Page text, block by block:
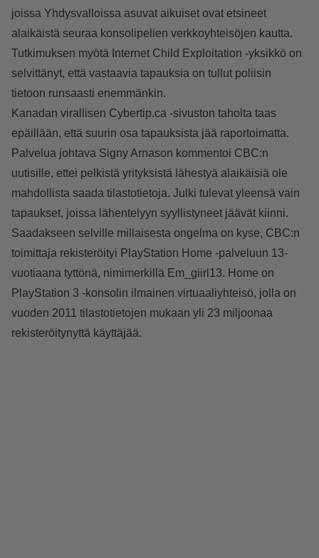
joissa Yhdysvalloissa asuvat aikuiset ovat etsineet
alaikäistä seuraa konsolipelien verkkoyhteisöjen kautta.
Tutkimuksen myötä Internet Child Exploitation -yksikkö on
selvittänyt, että vastaavia tapauksia on tullut poliisin
tietoon runsaasti enemmänkin.
Kanadan virallisen Cybertip.ca -sivuston taholta taas
epäillään, että suurin osa tapauksista jää raportoimatta.
Palvelua johtava Signy Arnason kommentoi CBC:n
uutisille, ettei pelkistä yrityksistä lähestyä alaikäisiä ole
mahdollista saada tilastotietoja. Julki tulevat yleensä vain
tapaukset, joissa lähentelyyn syyllistyneet jäävät kiinni.
Saadakseen selville millaisesta ongelma on kyse, CBC:n
toimittaja rekisteröityi PlayStation Home -palveluun 13-
vuotiaana tyttönä, nimimerkillä Em_giirl13. Home on
PlayStation 3 -konsolin ilmainen virtuaaliyhteisö, jolla on
vuoden 2011 tilastotietojen mukaan yli 23 miljoonaa
rekisteröitynyttä käyttäjää.